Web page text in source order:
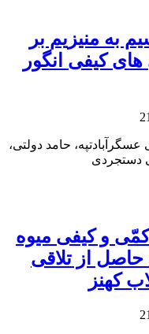
به منیزیم بر
کیفی انگور
حامد دولتی،
دستجردی
و کیفی میوه
حاصل از تلاقی
کهنز